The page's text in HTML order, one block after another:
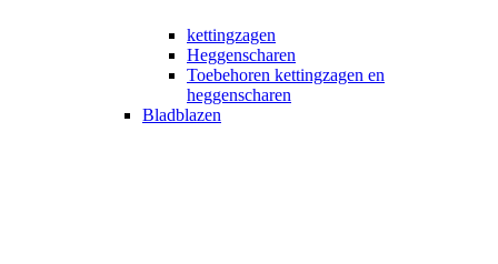
kettingzagen
Heggenscharen
Toebehoren kettingzagen en
heggenscharen
Bladblazen